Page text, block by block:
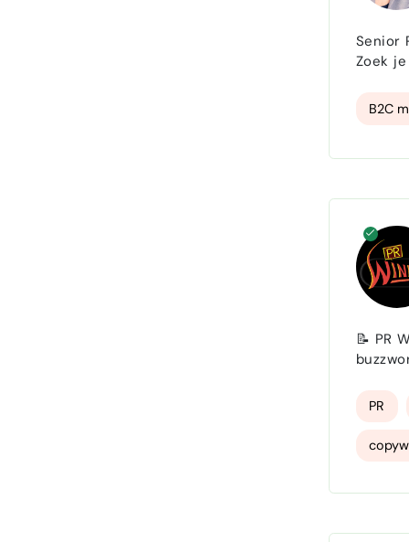
Senior
Zoek
B2C
📝 PR Winkel
PR